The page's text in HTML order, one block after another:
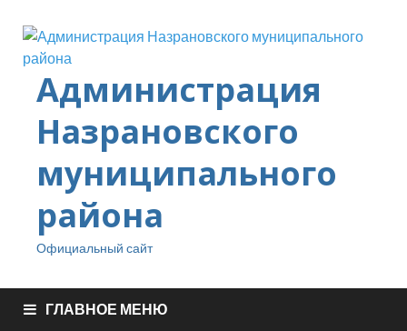
Администрация
Назрановского
муниципального
района
Официальный сайт
ГЛАВНОЕ МЕНЮ